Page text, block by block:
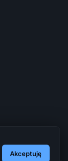
Akceptuję